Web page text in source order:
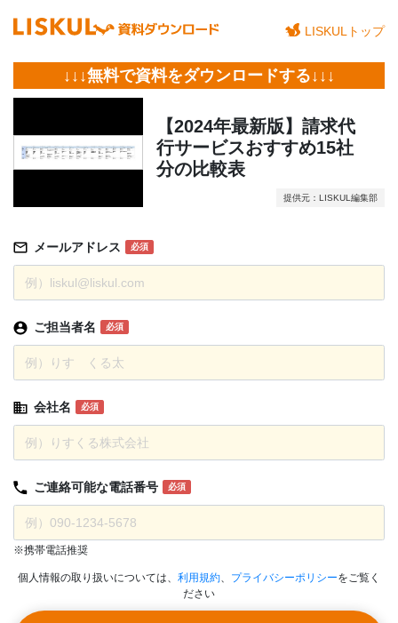
LISKULトップ
↓↓↓無料で資料をダウンロードする↓↓↓
【2024年最新版】請求代
行サービスおすすめ15社
分の比較表
提供元：LISKUL編集部
メールアドレス 必須
ご担当者名 必須
会社名 必須
ご連絡可能な電話番号 必須
※携帯電話推奨
個人情報の取り扱いについては、 利用規約、 プライバシーポリシーをご覧く
ださい